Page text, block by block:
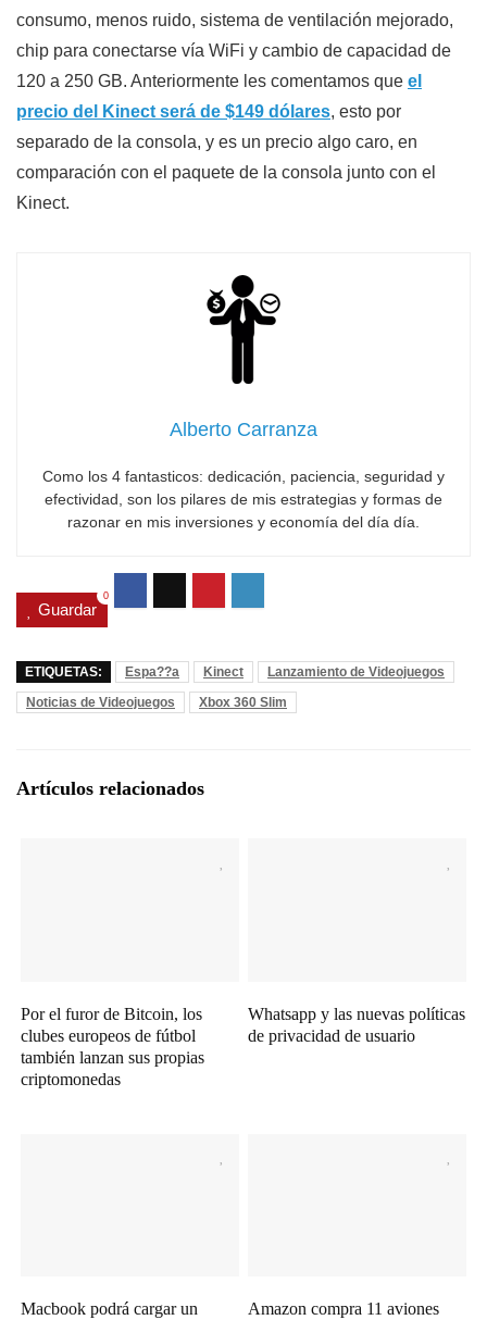
consumo, menos ruido, sistema de ventilación mejorado,
chip para conectarse vía WiFi y cambio de capacidad de
120 a 250 GB. Anteriormente les comentamos que el
precio del Kinect será de $149 dólares, esto por
separado de la consola, y es un precio algo caro, en
comparación con el paquete de la consola junto con el
Kinect.
Alberto Carranza
Como los 4 fantasticos: dedicación, paciencia, seguridad y
efectividad, son los pilares de mis estrategias y formas de
razonar en mis inversiones y economía del día día.
Guardar
0
ETIQUETAS: Espa??a Kinect
Lanzamiento de Videojuegos
Noticias de Videojuegos
Xbox 360 Slim
Artículos relacionados
Por el furor de Bitcoin, los
clubes europeos de fútbol
también lanzan sus propias
criptomonedas
Whatsapp y las nuevas políticas
de privacidad de usuario
Macbook podrá cargar un
Amazon compra 11 aviones